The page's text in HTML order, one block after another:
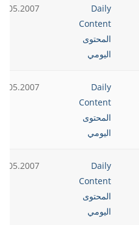
Daily
Content
المحتوى
اليومي
Daily
Content
المحتوى
اليومي
Daily
Content
المحتوى
اليومي